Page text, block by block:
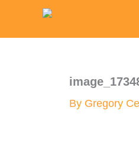
content
By Gregory